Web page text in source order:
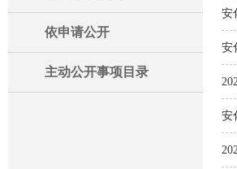
依申请公开
主动公开事项目录
安
安
安